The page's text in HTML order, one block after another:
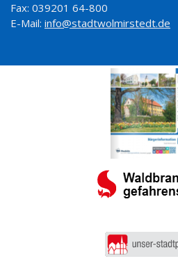
Fax: 039201 64-800
E-Mail: info@stadtwolmirstedt.de